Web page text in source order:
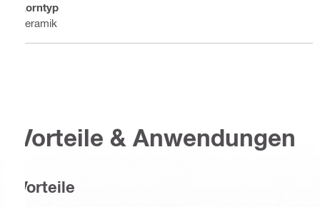
Korntyp
Keramik
Vorteile & Anwendungen
Vorteile